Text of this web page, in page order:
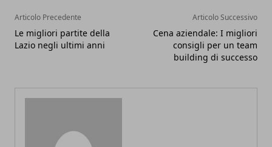
Articolo Precedente
Le migliori partite della
Lazio negli ultimi anni
Articolo Successivo
Cena aziendale: I migliori
consigli per un team
building di successo